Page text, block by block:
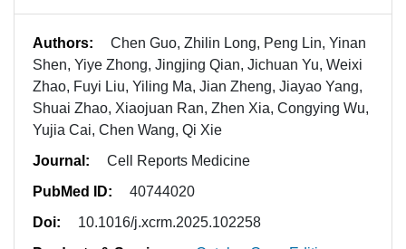
Authors:
Chen Guo, Zhilin Long, Peng Lin, Yinan
Shen, Yiye Zhong, Jingjing Qian, Jichuan Yu, Weixi
Zhao, Fuyi Liu, Yiling Ma, Jian Zheng, Jiayao Yang,
Shuai Zhao, Xiaojuan Ran, Zhen Xia, Congying Wu,
Yujia Cai, Chen Wang, Qi Xie
Journal:
Cell Reports Medicine
PubMed ID:
40744020
Doi:
10.1016/j.xcrm.2025.102258